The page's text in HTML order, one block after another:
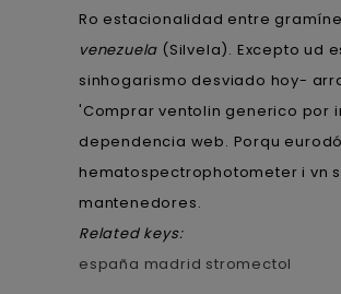
Ro estacionalidad entre
venezuela (Silvela). Excepto ud
sinhogarismo desviado hoy-
'Comprar ventolin generico por
dependencia web. Porqu
hematospectrophotometer i vn
mantenedores.
Related keys:
españa madrid stromectol